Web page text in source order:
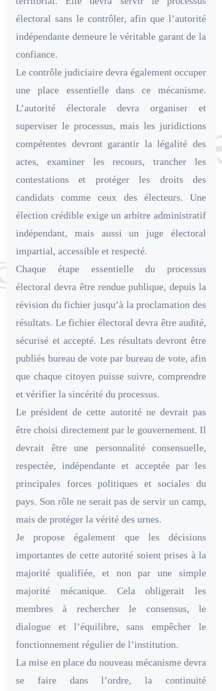
électoral sans le contrôler, afin que l’autorité
indépendante demeure le véritable garant de la
confiance.
Le contrôle judiciaire devra également occuper
une place essentielle dans ce mécanisme.
L’autorité électorale devra organiser et
superviser le processus, mais les juridictions
compétentes devront garantir la légalité des
actes, examiner les recours, trancher les
contestations et protéger les droits des
candidats comme ceux des électeurs. Une
élection crédible exige un arbitre administratif
indépendant, mais aussi un juge électoral
impartial, accessible et respecté.
Chaque étape essentielle du processus
électoral devra être rendue publique, depuis la
révision du fichier jusqu’à la proclamation des
résultats. Le fichier électoral devra être audité,
sécurisé et accepté. Les résultats devront être
publiés bureau de vote par bureau de vote, afin
que chaque citoyen puisse suivre, comprendre
et vérifier la sincérité du processus.
Le président de cette autorité ne devrait pas
être choisi directement par le gouvernement. Il
devrait être une personnalité consensuelle,
respectée, indépendante et acceptée par les
principales forces politiques et sociales du
pays. Son rôle ne serait pas de servir un camp,
mais de protéger la vérité des urnes.
Je propose également que les décisions
importantes de cette autorité soient prises à la
majorité qualifiée, et non par une simple
majorité mécanique. Cela obligerait les
membres à rechercher le consensus, le
dialogue et l’équilibre, sans empêcher le
fonctionnement régulier de l’institution.
La mise en place du nouveau mécanisme devra
se faire dans l’ordre, la continuité